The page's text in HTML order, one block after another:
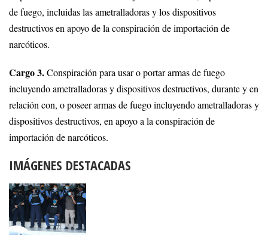
de fuego, incluidas las ametralladoras y los dispositivos
destructivos en apoyo de la conspiración de importación de
narcóticos.
Cargo 3.Conspiración para usar o portar armas de fuego
incluyendo ametralladoras y dispositivos destructivos, durante y en
relación con, o poseer armas de fuego incluyendo ametralladoras y
dispositivos destructivos, en apoyo a la conspiración de
importación de narcóticos.
IMÁGENES DESTACADAS